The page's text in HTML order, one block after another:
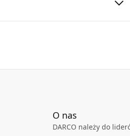
O nas
DARCO należy do